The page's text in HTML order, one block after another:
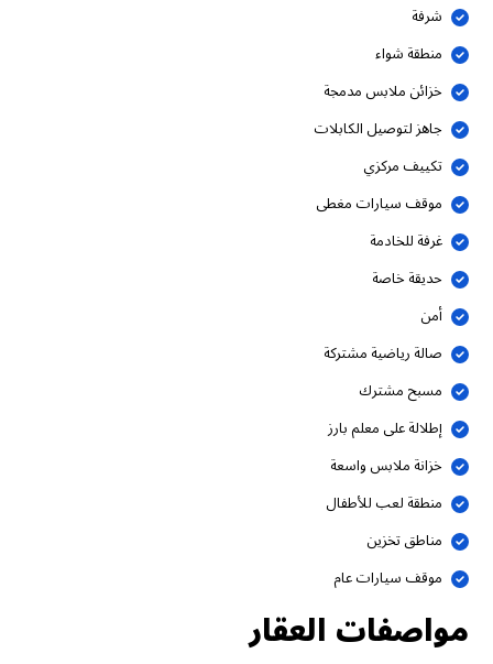
شرفة
منطقة شواء
خزائن ملابس مدمجة
جاهز لتوصيل الكابلات
تكييف مركزي
موقف سيارات مغطى
غرفة للخادمة
حديقة خاصة
أمن
صالة رياضية مشتركة
مسبح مشترك
إطلالة على معلم بارز
خزانة ملابس واسعة
منطقة لعب للأطفال
مناطق تخزين
موقف سيارات عام
مواصفات العقار